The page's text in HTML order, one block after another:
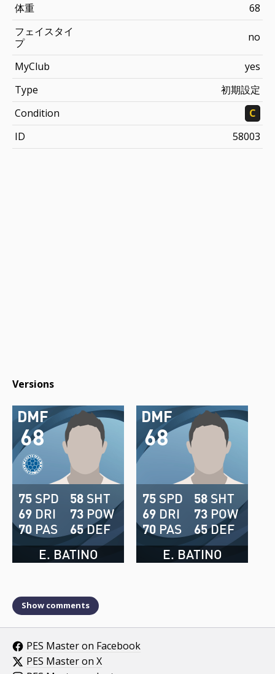
体重
68
フェイスタイ
プ
no
MyClub
yes
Type
初期設定
Condition
C
ID
58003
Versions
68
DMF
E. BATINO
75 SPD
69 DRI
70 PAS
58 SHT
73 POW
65DEF
68
DMF
E. BATINO
75 SPD
69 DRI
70 PAS
58 SHT
73 POW
65DEF
Show comments
PES Master on Facebook
PES Master on X